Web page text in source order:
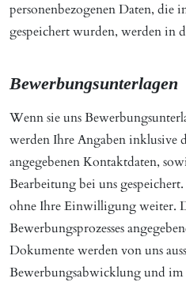
personenbezogenen Daten, die
gespeichert wurden, werden in
Bewerbungsunterlagen
Wenn sie uns
werden Ihre Angaben inklusive
angegebenen Kontaktdaten,
Bearbeitung bei uns
ohne Ihre Einwilligung weiter.
Bewerbungsprozesses
Dokumente werden von uns
Bewerbungsabwicklung und im